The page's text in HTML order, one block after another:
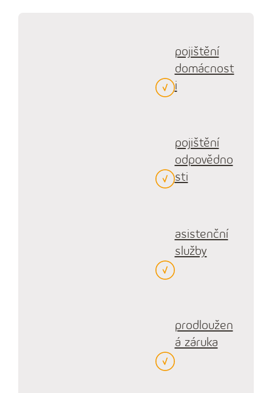
pojištění
domácnost
i
pojištění
odpovědno
sti
asistenční
služby
prodloužen
á záruka